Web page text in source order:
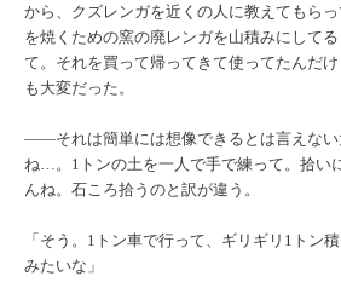
から、クズレンガを近くの人に教えてもら
を焼くための窯の廃レンガを山積みにして
て。それを買って帰ってきて使ってたんだ
も大変だった。
――それは簡単には想像できるとは言えない
ね…。1トンの土を一人で手で練って。拾い
んね。石ころ拾うのと訳が違う。
「そう。1トン車で行って、ギリギリ1トン
みたいな」